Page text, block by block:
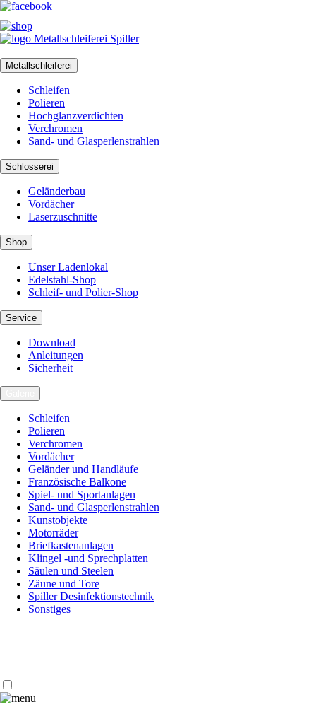
Metallschleiferei
Schleifen
Polieren
Hochglanzverdichten
Verchromen
Sand- und Glasperlenstrahlen
Schlosserei
Geländerbau
Vordächer
Laserzuschnitte
Shop
Unser Ladenlokal
Edelstahl-Shop
Schleif- und Polier-Shop
Service
Download
Anleitungen
Sicherheit
Schleifen
Polieren
Verchromen
Vordächer
Geländer und Handläufe
Französische Balkone
Spiel- und Sportanlagen
Sand- und Glasperlenstrahlen
Kunstobjekte
Motorräder
Briefkastenanlagen
Klingel -und Sprechplatten
Säulen und Steelen
Zäune und Tore
Spiller Desinfektionstechnik
Sonstiges